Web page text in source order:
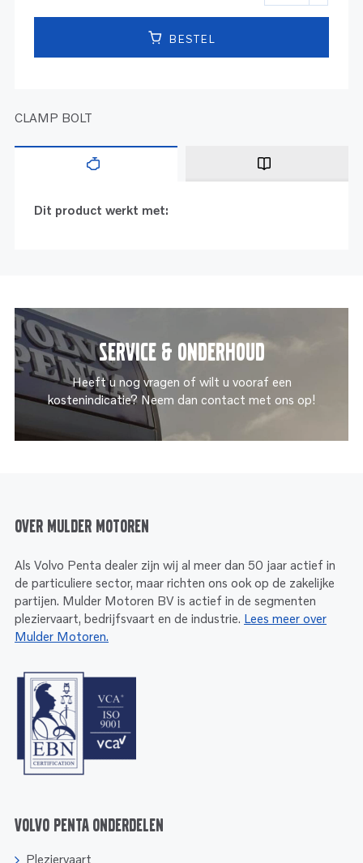
BESTEL
CLAMP BOLT
Dit product werkt met:
Service & onderhoud
Heeft u nog vragen of wilt u vooraf een
kostenindicatie? Neem dan contact met ons op!
Over Mulder Motoren
Als Volvo Penta dealer zijn wij al meer dan 50 jaar actief in
de particuliere sector, maar richten ons ook op de zakelijke
partijen. Mulder Motoren BV is actief in de segmenten
pleziervaart, bedrijfsvaart en de industrie. Lees meer over
Mulder Motoren.
Volvo Penta onderdelen
Pleziervaart